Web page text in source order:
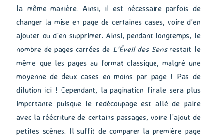
la même manière. Ainsi, il est nécessaire parfois de
changer la mise en page de certaines cases, voire d’en
ajouter ou d’en supprimer. Ainsi, pendant longtemps, le
nombre de pages carrées de L’Éveil des Sensrestait le
même que les pages au format classique, malgré une
moyenne de deux cases en moins par page ! Pas de
dilution ici ! Cependant, la pagination finale sera plus
importante puisque le redécoupage est allé de paire
avec la réécriture de certains passages, voire l’ajout de
petites scènes. Il suffit de comparer la première page